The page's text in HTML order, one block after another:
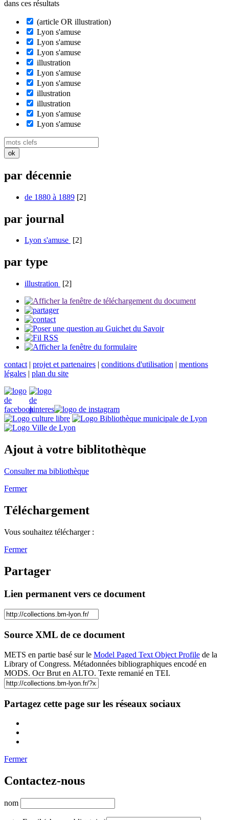
dans ces résultats
(article OR illustration)
Lyon s'amuse
Lyon s'amuse
Lyon s'amuse
illustration
Lyon s'amuse
Lyon s'amuse
illustration
illustration
Lyon s'amuse
Lyon s'amuse
par décennie
de 1880 à 1889 [2]
par journal
Lyon s'amuse [2]
par type
illustration [2]
contact | projet et partenaires | conditions d'utilisation | mentions
légales | plan du site
Ajout à votre biblitothèque
Consulter ma bibliothèque
Fermer
Téléchargement
Vous souhaitez télécharger :
Fermer
Partager
Lien permanent vers ce document
Source XML de ce document
METS en partie basé sur le Model Paged Text Object Profile de la
Library of Congress. Métadonnées bibliographiques encodé en
MODS. Ocr Brut en ALTO. Texte remanié en TEI.
Partagez cette page sur les réseaux sociaux
Fermer
Contactez-nous
nom